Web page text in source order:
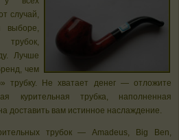
случай,
выборе,
Лучше
чем
трубку. Не хватает денег — отложите
курительная трубка, наполненная
доставить вам истинное наслаждение.
трубок — Amadeus, Big Ben,